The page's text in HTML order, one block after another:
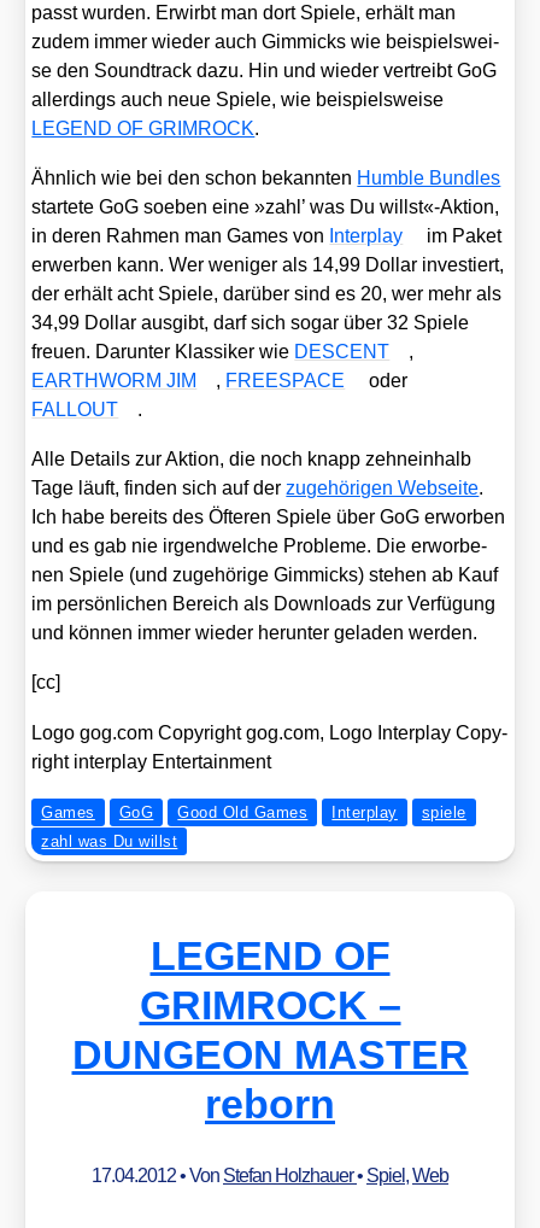
passt wur­den. Erwirbt man dort Spie­le, erhält man
zudem immer wie­der auch Gim­micks wie bei­spiels­wei­
se den Sound­track dazu. Hin und wie­der ver­treibt GoG
aller­dings auch neue Spie­le, wie bei­spiels­wei­se
LEGEND OF GRIMROCK.
Ähn­lich wie bei den schon bekann­ten Hum­ble Bund­les
star­te­te GoG soeben eine »zahl’ was Du willst«-Aktion,
in deren Rah­men man Games von Inter­play
im Paket
erwer­ben kann. Wer weni­ger als 14,99 Dol­lar inves­tiert,
der erhält acht Spie­le, dar­über sind es 20, wer mehr als
34,99 Dol­lar aus­gibt, darf sich sogar über 32 Spie­le
freu­en. Dar­un­ter Klas­si­ker wie DESCENT
,
EARTHWORM JIM
, FREESPACE
oder
FALLOUT
.
Alle Details zur Akti­on, die noch knapp zehn­ein­halb
Tage läuft, fin­den sich auf derzuge­hö­ri­gen Web­sei­te.
Ich habe bereits des Öfte­ren Spie­le über GoG erwor­ben
und es gab nie irgend­wel­che Pro­ble­me. Die erwor­be­
nen Spie­le (und zuge­hö­ri­ge Gim­micks) ste­hen ab Kauf
im per­sön­li­chen Bereich als Down­loads zur Ver­fü­gung
und kön­nen immer wie­der her­un­ter gela­den wer­den.
[cc]
Logo gog​.com Copy­right gog​.com, Logo Inter­play Copy­
right inter­play Enter­tain­ment
Games GoG Good Old Games Interplay
spiele
zahl was Du willst
LEGEND OF
GRIMROCK –
DUNGEON MASTER
reborn
17.04.2012• Von Stefan Holzhauer• Spiel,Web